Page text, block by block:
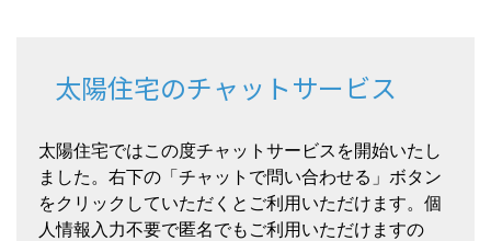
太陽住宅のチャットサービス
太陽住宅ではこの度チャットサービスを開始いたし
ました。右下の「チャットで問い合わせる」ボタン
をクリックしていただくとご利用いただけます。個
人情報入力不要で匿名でもご利用いただけますの